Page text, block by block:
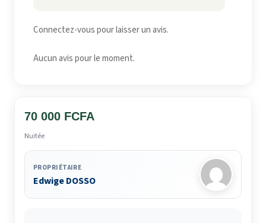
Connectez-vous pour laisser un avis.
Aucun avis pour le moment.
70 000 FCFA
Nuitée
PROPRIÉTAIRE
Edwige DOSSO